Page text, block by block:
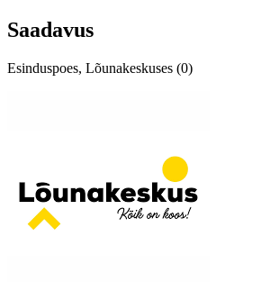
Saadavus
Esinduspoes, Lõunakeskuses (0)